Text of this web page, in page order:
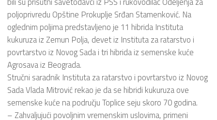
poljoprivredu Opštine Prokuplje Srđan Stamenković. Na
oglednim poljima predstavljeno je 11 hibrida Instituta
kukuruza iz Zemun Polja, devet iz Instituta za ratarstvo i
povrtarstvo iz Novog Sada i tri hibrida iz semenske kuće
Agrosava iz Beograda.
Stručni saradnik Instituta za ratarstvo i povrtarstvo iz Novog
Sada Vlada Mitrović rekao je da se hibridi kukuruza ove
semenske kuće na području Toplice seju skoro 70 godina.
– Zahvaljujući povoljnim vremenskim uslovima, primeni